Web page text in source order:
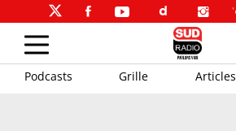
Podcasts Grille Articles